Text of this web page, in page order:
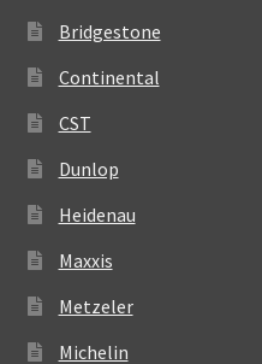
Bridgestone
Continental
CST
Dunlop
Heidenau
Maxxis
Metzeler
Michelin